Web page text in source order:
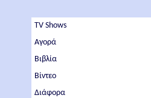
TV Shows
Αγορά
Βιβλία
Βίντεο
Διάφορα